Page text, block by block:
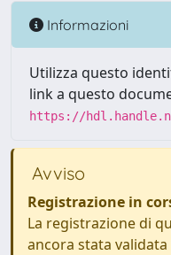
Informazioni
Utilizza questo
link a questo
https://
Avviso
Registrazione in
La registrazione di
ancora stata validata